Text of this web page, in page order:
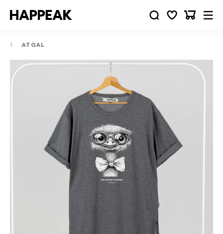
ATGAL